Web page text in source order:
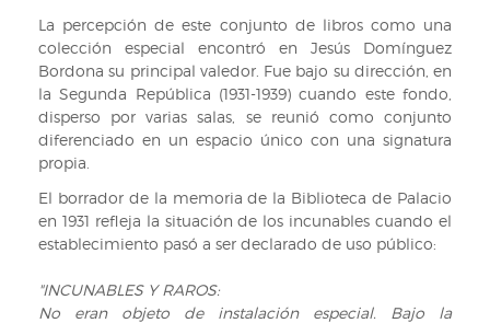
La percepción de este conjunto de libros como una
colección especial encontró en Jesús Domínguez
Bordona su principal valedor. Fue bajo su dirección, en
la Segunda República (1931-1939) cuando este fondo,
disperso por varias salas, se reunió como conjunto
diferenciado en un espacio único con una signatura
propia.
El borrador de la memoria de la Biblioteca de Palacio
en 1931 refleja la situación de los incunables cuando el
establecimiento pasó a ser declarado de uso público:
"INCUNABLES Y RAROS:
No eran objeto de instalación especial. Bajo la